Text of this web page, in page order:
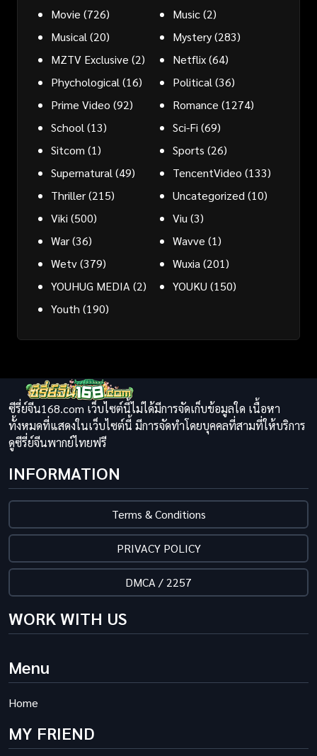
Movie (726) Music(2)
Musical(20) Mystery(283)
MZTV Exclusive (2) Netflix(64)
Phychological(16) Political(36)
Prime Video (92) Romance (1274)
School(13) Sci-Fi (69)
Sitcom (1) Sports (26)
Supernatural(49) TencentVideo (133)
Thriller(215) Uncategorized(10)
Viki (500) Viu(3)
War(36) Wavve (1)
Wetv(379) Wuxia(201)
YOUHUG MEDIA(2) YOUKU (150)
Youth (190)
ซีรี่ย์จีน168.com เว็บไซต์นี้ไม่ได้มีการจัดเก็บข้อมูลใด เนื้อหา
ทั้งหมดที่แสดงในเว็บไซต์นี้ มีการจัดทำโดยบุคคลที่สามที่ให้บริการ
ดูซีรี่ย์จีนพากย์ไทยฟรี
INFORMATION
Terms & Conditions
PRIVACY POLICY
DMCA / 2257
WORK WITH US
Menu
Home
MY FRIEND